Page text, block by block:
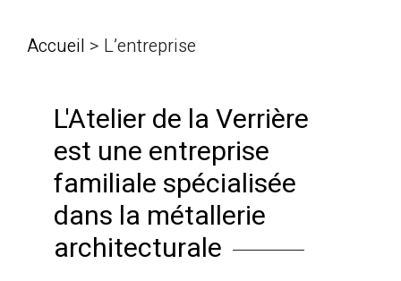
Accueil > L’entreprise
L'Atelier de la Verrière
est une entreprise
familiale spécialisée
dans la métallerie
architecturale